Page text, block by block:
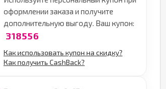
оформлении заказа и получите
дополнительную выгоду. Ваш купон:
318556
Как использовать купон на скидку?
Как получить CashBack?